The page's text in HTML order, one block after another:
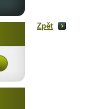
Zpět